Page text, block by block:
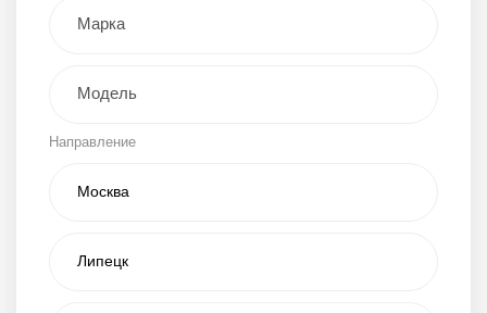
Направление